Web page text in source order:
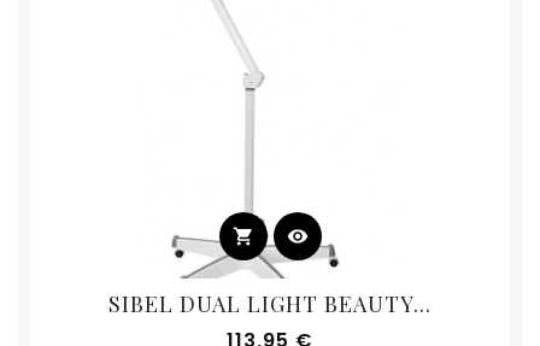
shopping_cart visibility
SIBEL DUAL LIGHT BEAUTY...